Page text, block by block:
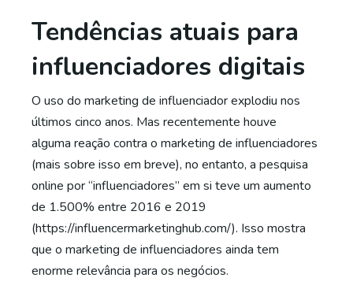
Tendências atuais para
influenciadores digitais
O uso do marketing de influenciador explodiu nos
últimos cinco anos. Mas recentemente houve
alguma reação contra o marketing de influenciadores
(mais sobre isso em breve), no entanto, a pesquisa
online por “influenciadores” em si teve um aumento
de 1.500% entre 2016 e 2019
(https://influencermarketinghub.com/). Isso mostra
que o marketing de influenciadores ainda tem
enorme relevância para os negócios.